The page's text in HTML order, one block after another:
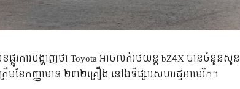
ខផ្លូវការបង្ហាញថា Toyota អាចលក់រថយន្ត bZ4X បានចំនួ
ខែកញ្ញាមាន ២៣២គ្រឿង នៅឯទីផ្សារសហរដ្ឋអាមេរិក។